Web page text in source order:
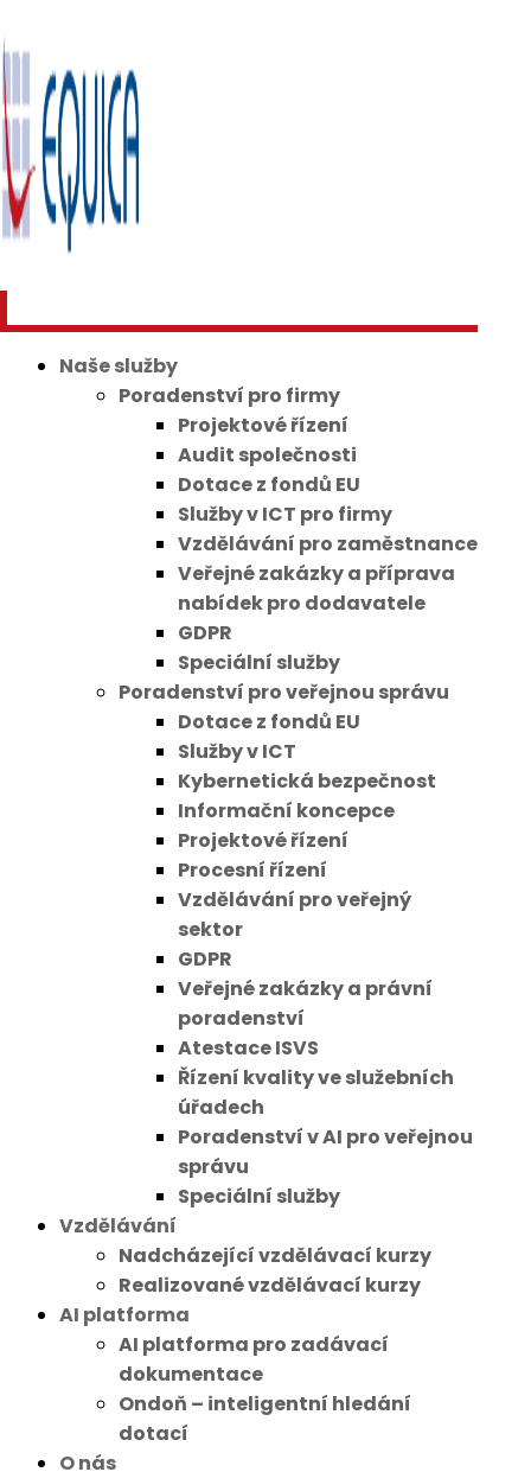
Naše služby
Poradenství pro firmy
Projektové řízení
Audit společnosti
Dotace z fondů EU
Služby v ICT pro firmy
Vzdělávání pro zaměstnance
Veřejné zakázky a příprava
nabídek pro dodavatele
GDPR
Speciální služby
Poradenství pro veřejnou správu
Dotace z fondů EU
Služby v ICT
Kybernetická bezpečnost
Informační koncepce
Projektové řízení
Procesní řízení
Vzdělávání pro veřejný
sektor
GDPR
Veřejné zakázky a právní
poradenství
Atestace ISVS
Řízení kvality ve služebních
úřadech
Poradenství v AI pro veřejnou
správu
Speciální služby
Vzdělávání
Nadcházející vzdělávací kurzy
Realizované vzdělávací kurzy
AI platforma
AI platforma pro zadávací
dokumentace
Ondoň – inteligentní hledání
dotací
O nás